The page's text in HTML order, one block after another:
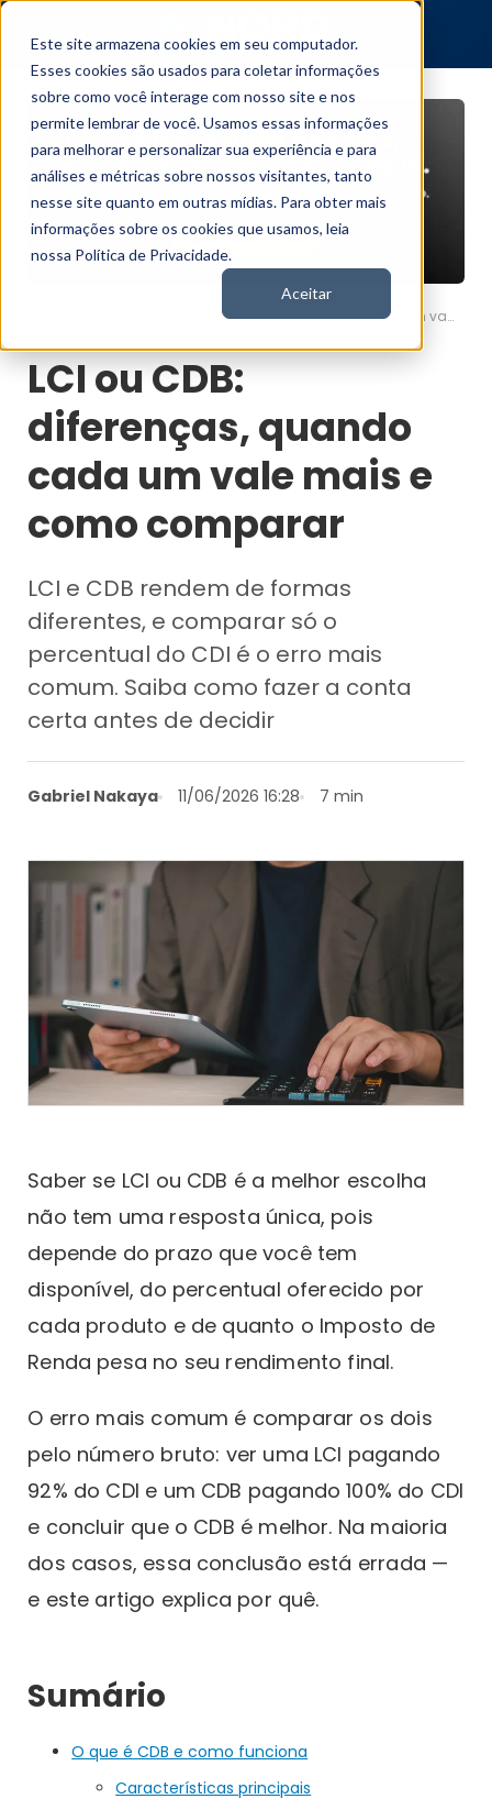
Este site armazena cookies em seu computador.
Esses cookies são usados para coletar informações
sobre como você interage com nosso site e nos
permite lembrar de você. Usamos essas informações
para melhorar e personalizar sua experiência e para
análises e métricas sobre nossos visitantes, tanto
nesse site quanto em outras mídias. Para obter mais
informações sobre os cookies que usamos, leia
nossa Política de Privacidade.
Aceitar
LCI ou CDB: diferenças, quando cada um vale mais e como comparar
LCI ou CDB:
diferenças, quando
cada um vale mais e
como comparar
LCI e CDB rendem de formas
diferentes, e comparar só o
percentual do CDI é o erro mais
comum. Saiba como fazer a conta
certa antes de decidir
Gabriel Nakaya 11/06/2026 16:28 7 min
Saber se LCI ou CDB é a melhor escolha
não tem uma resposta única, pois
depende do prazo que você tem
disponível, do percentual oferecido por
cada produto e de quanto o Imposto de
Renda pesa no seu rendimento final.
O erro mais comum é comparar os dois
pelo número bruto: ver uma LCI pagando
92% do CDI e um CDB pagando 100% do CDI
e concluir que o CDB é melhor. Na maioria
dos casos, essa conclusão está errada —
e este artigo explica por quê.
Sumário
O que é CDB e como funciona
Características principais